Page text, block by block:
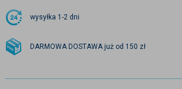
wysyłka 1-2 dni
DARMOWA DOSTAWA już od 150 zł